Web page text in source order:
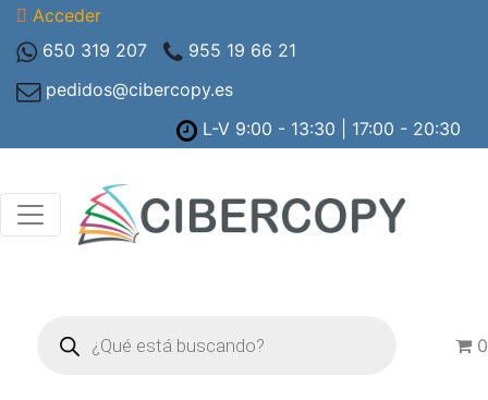
Acceder
650 319 207
955 19 66 21
pedidos@cibercopy.es
L-V 9:00 - 13:30 | 17:00 - 20:30
productos
0